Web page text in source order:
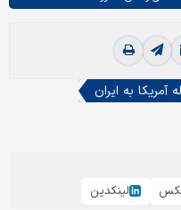
آمریکا به ایران
لینکدین